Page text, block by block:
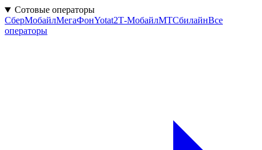
Сотовые операторы
СберМобайлМегаФонYotat2Т‑МобайлМТСбилайнВсе
операторы